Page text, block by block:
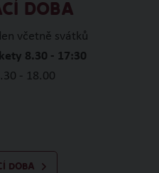
DOBA
včetně svátků
8.30 - 17:30
- 18.00
DOBA